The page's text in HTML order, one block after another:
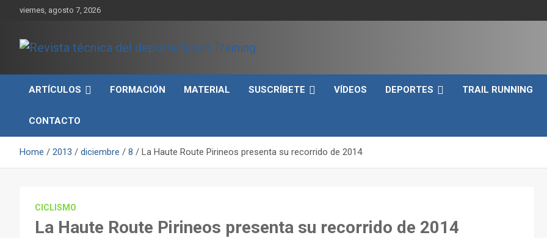
viernes, agosto 7, 2026
Revista técnica del
deporte Sport Training
rendimiento, nutrición y entrenamiento.
ARTÍCULOS
FORMACIÓN MATERIAL SUSCRÍBETE VÍDEOS DEPORTES TRAIL RUNNING
CONTACTO
Home 2013 diciembre 8 La Haute Route Pirineos presenta su recorrido de 2014
CICLISMO
La Haute Route Pirineos presenta su recorrido de 2014